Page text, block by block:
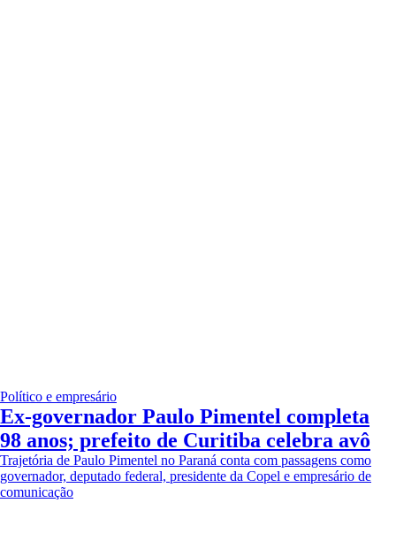
Político e empresário
Ex-governador Paulo Pimentel completa
98 anos; prefeito de Curitiba celebra avô
Trajetória de Paulo Pimentel no Paraná conta com passagens como
governador, deputado federal, presidente da Copel e empresário de
comunicação